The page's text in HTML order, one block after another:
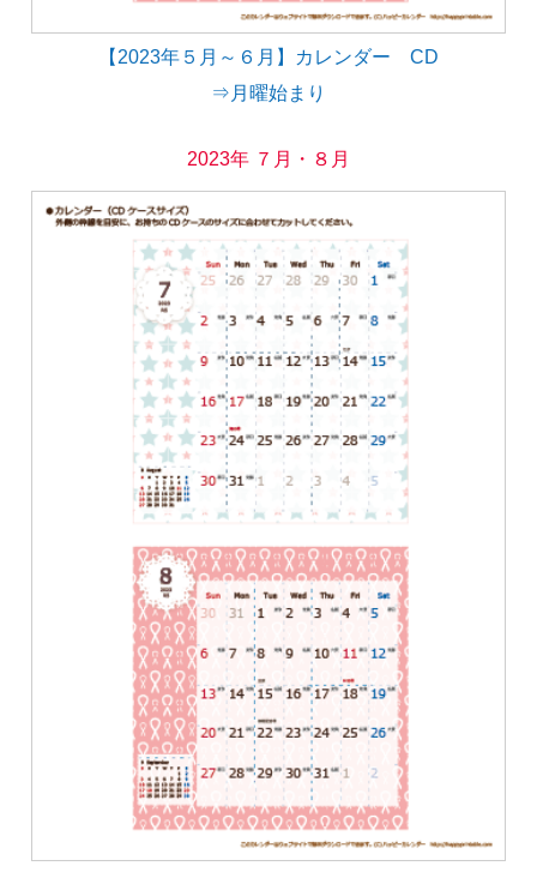
【2023年５月～６月】カレンダー CD
⇒月曜始まり
2023年 ７月・８月